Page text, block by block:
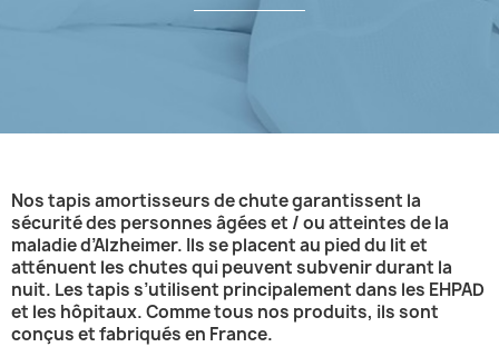
Nos tapis amortisseurs de chute garantissent la
sécurité des personnes âgées et / ou atteintes de la
maladie d’Alzheimer. Ils se placent au pied du lit et
atténuent les chutes qui peuvent subvenir durant la
nuit. Les tapis s’utilisent principalement dans les EHPAD
et les hôpitaux. Comme tous nos produits, ils sont
conçus et fabriqués en France.